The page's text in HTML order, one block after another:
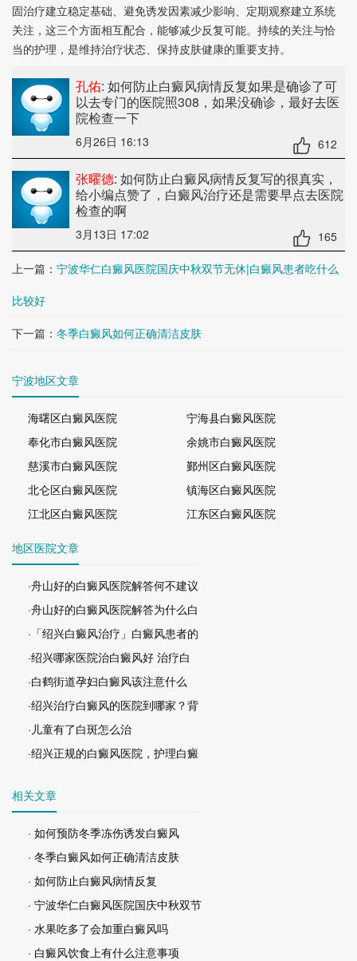
固治疗建立稳定基础、避免诱发因素减少影响、定期观察建立系统
关注，这三个方面相互配合，能够减少反复可能。持续的关注与恰
当的护理，是维持治疗状态、保持皮肤健康的重要支持。
孔佑: 如何防止白癜风病情反复如果是确诊了可
以去专门的医院照308，如果没确诊，最好去医
院检查一下
6月26日 16:13 612
张曜德: 如何防止白癜风病情反复写的很真实，
给小编点赞了，白癜风治疗还是需要早点去医院
检查的啊
3月13日 17:02
165
上一篇： 宁波华仁白癜风医院国庆中秋双节无休|白癜风患者吃什么
比较好
下一篇： 冬季白癜风如何正确清洁皮肤
宁波地区文章
海曙区白癜风医院
宁海县白癜风医院
奉化市白癜风医院
余姚市白癜风医院
慈溪市白癜风医院
鄞州区白癜风医院
北仑区白癜风医院
镇海区白癜风医院
江北区白癜风医院
江东区白癜风医院
地区医院文章
·舟山好的白癜风医院解答何不建议
·舟山好的白癜风医院解答为什么白
·「绍兴白癜风治疗」白癜风患者的
·绍兴哪家医院治白癜风好 治疗白
·白鹤街道孕妇白癜风该注意什么
·绍兴治疗白癜风的医院到哪家？背
·儿童有了白斑怎么治
·绍兴正规的白癜风医院，护理白癜
相关文章
· 如何预防冬季冻伤诱发白癜风
· 冬季白癜风如何正确清洁皮肤
· 如何防止白癜风病情反复
· 宁波华仁白癜风医院国庆中秋双节
· 水果吃多了会加重白癜风吗
· 白癜风饮食上有什么注意事项